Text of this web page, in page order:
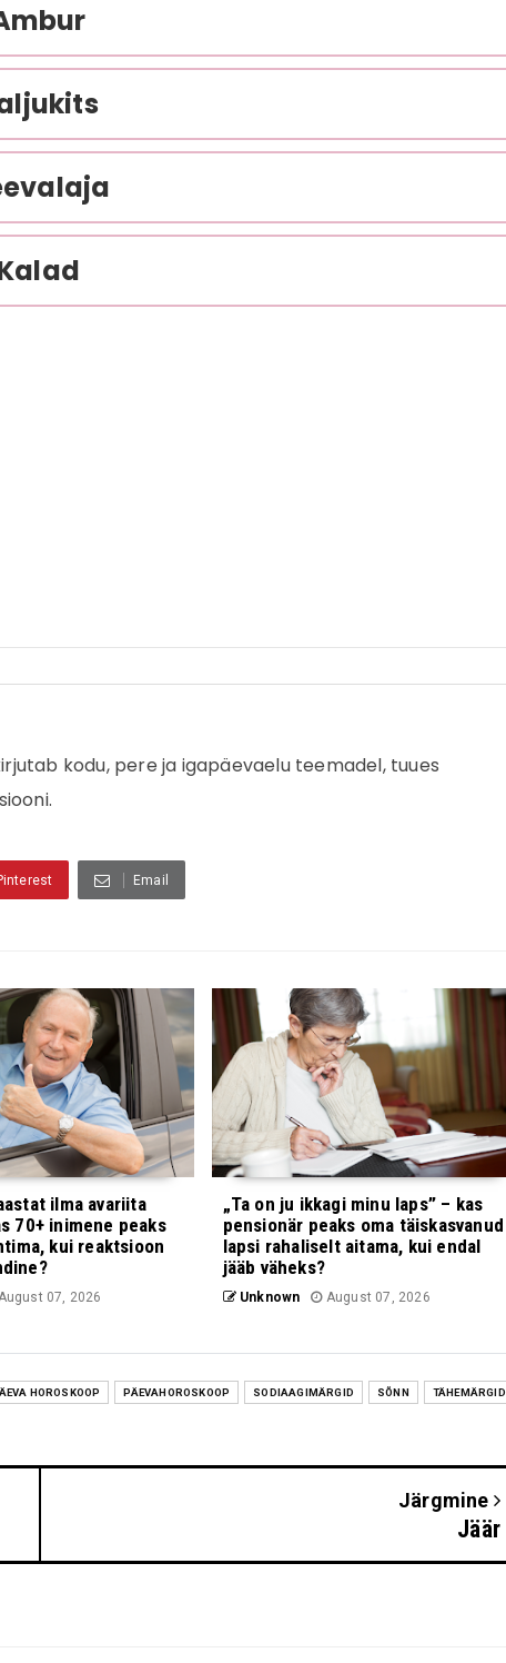
kodu, pere ja igapäevaelu teemadel, tuues
Email
ilma avariita
70+ inimene peaks
kui reaktsioon
07, 2026
„Ta on ju ikkagi minu laps” – kas
pensionär peaks oma täiskasvanud
lapsi rahaliselt aitama, kui endal
jääb väheks?
Unknown August 07, 2026
HOROSKOOP PÄEVAHOROSKOOP SODIAAGIMÄRGID SÕNN TÄHEMÄRGID
Järgmine
Jäär